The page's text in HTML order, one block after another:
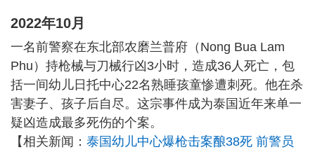
2022年10月
一名前警察在东北部农磨兰普府（Nong Bua Lam
Phu）持枪械与刀械行凶3小时，造成36人死亡，包
括一间幼儿日托中心22名熟睡孩童惨遭刺死。他在杀
害妻子、孩子后自尽。这宗事件成为泰国近年来单一
疑凶造成最多死伤的个案。
【相关新闻： 泰国幼儿中心爆枪击案酿38死 前警员